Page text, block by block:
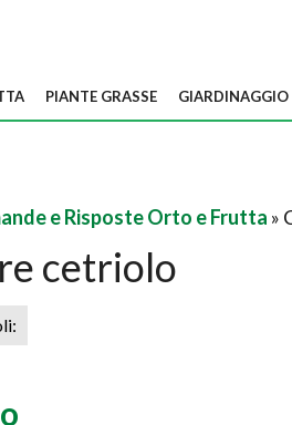
PIANTE GRASSE GIARDINAGGIO
e Risposte Orto e Frutta »
cetriolo